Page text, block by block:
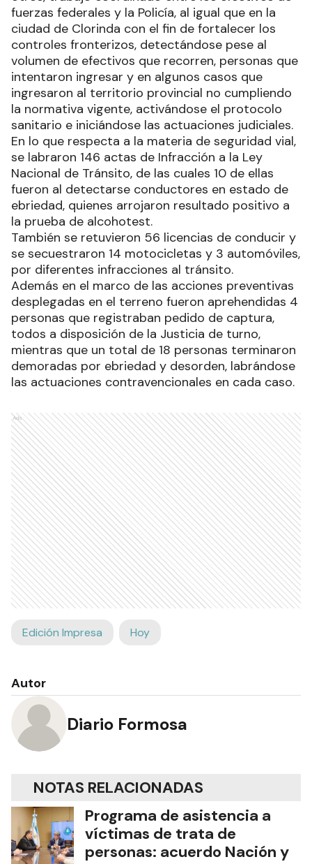
fuerzas federales y la Policía, al igual que en la
ciudad de Clorinda con el fin de fortalecer los
controles fronterizos, detectándose pese al
volumen de efectivos que recorren, personas que
intentaron ingresar y en algunos casos que
ingresaron al territorio provincial no cumpliendo
la normativa vigente, activándose el protocolo
sanitario e iniciándose las actuaciones judiciales.
En lo que respecta a la materia de seguridad vial,
se labraron 146 actas de Infracción a la Ley
Nacional de Tránsito, de las cuales 10 de ellas
fueron al detectarse conductores en estado de
ebriedad, quienes arrojaron resultado positivo a
la prueba de alcohotest.
También se retuvieron 56 licencias de conducir y
se secuestraron 14 motocicletas y 3 automóviles,
por diferentes infracciones al tránsito.
Además en el marco de las acciones preventivas
desplegadas en el terreno fueron aprehendidas 4
personas que registraban pedido de captura,
todos a disposición de la Justicia de turno,
mientras que un total de 18 personas terminaron
demoradas por ebriedad y desorden, labrándose
las actuaciones contravencionales en cada caso.
Ads
Edición Impresa Hoy
Autor
Diario Formosa
NOTAS RELACIONADAS
Programa de asistencia a
víctimas de trata de
personas: acuerdo Nación y